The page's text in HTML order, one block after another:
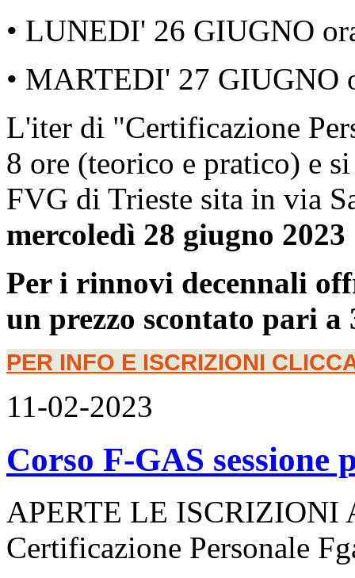
• LUNEDI' 26 GIUGNO
• MARTEDI' 27 GIUGNO
L'iter di "Certificazione
8 ore (teorico e pratico) e
FVG di Trieste sita in via
mercoledì 28 giugno 2023
Per i rinnovi decennali
un prezzo scontato pari
PER INFO E ISCRIZIONI
11-02-2023
Corso F-GAS sessione
APERTE LE ISCRIZIONI
Certificazione Personale